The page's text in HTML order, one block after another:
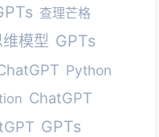
查理芒格
维模型 GPTs
Python
ChatGPT
GPTs